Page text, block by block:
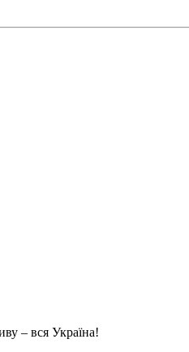
– вся Україна!